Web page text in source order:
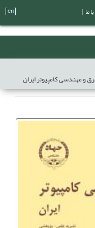
و مهندسی کامپیوتر ایران
ما